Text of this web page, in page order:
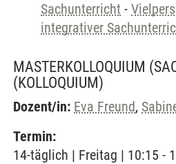
Sachunterricht -
integrativer
MASTERKOLLOQUIUM
(KOLLOQUIUM)
Dozent/in: Eva Freund,
Termin:
14-täglich | Freitag | 10:15 -